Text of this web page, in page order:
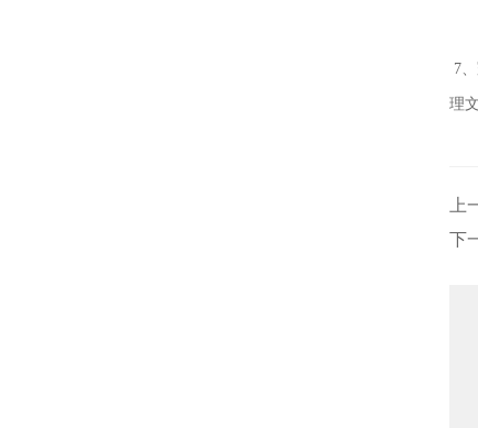
7
理
上
下